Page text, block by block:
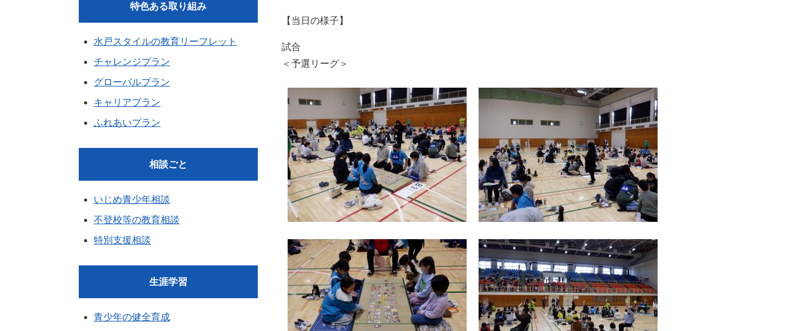
【当日の様子】
試合
＜予選リーグ＞
特色ある取り組み
水戸スタイルの教育リーフレット
チャレンジプラン
グローバルプラン
キャリアプラン
ふれあいプラン
相談ごと
いじめ青少年相談
不登校等の教育相談
特別支援相談
生涯学習
青少年の健全育成